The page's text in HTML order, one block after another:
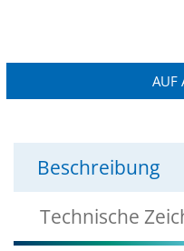
AUF
Beschreibung
Technische